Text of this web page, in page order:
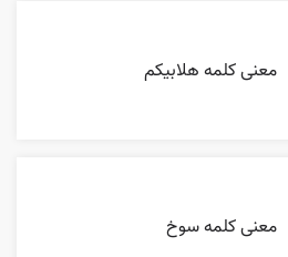
معنی کلمه هلابیکم
معنی کلمه سوخ